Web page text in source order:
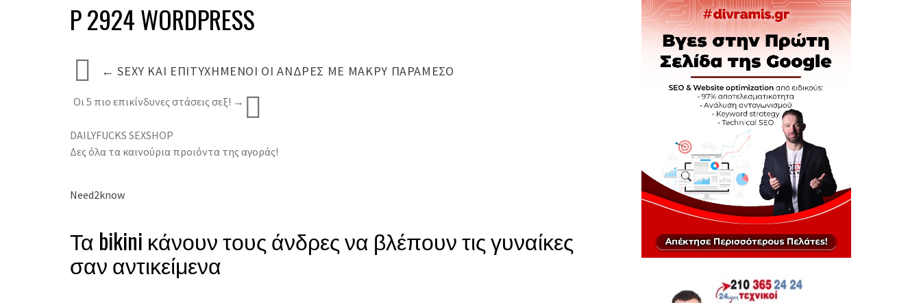
P 2924 WORDPRESS
← SEXY ΚΑΙ ΕΠΙΤΥΧΗΜΈΝΟΙ ΟΙ ΆΝΔΡΕΣ ΜΕ ΜΑΚΡΎ ΠΑΡΆΜΕΣΟ
Οι 5 πιο επικίνδυνες στάσεις σεξ! →
DAILYFUCKS SEXSHOP
Δες όλα τα καινούρια προιόντα της αγοράς!
Need2know
Τα bikini κάνουν τους άνδρες να βλέπουν τις γυναίκες
σαν αντικείμενα